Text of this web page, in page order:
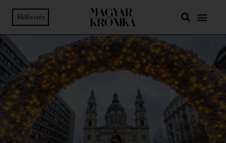
Előfizetés